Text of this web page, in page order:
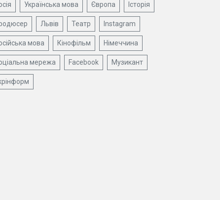
Українська мова Європа Історія
Львів Театр Instagram
мова Кінофільм Німеччина
мережа Facebook Музикант